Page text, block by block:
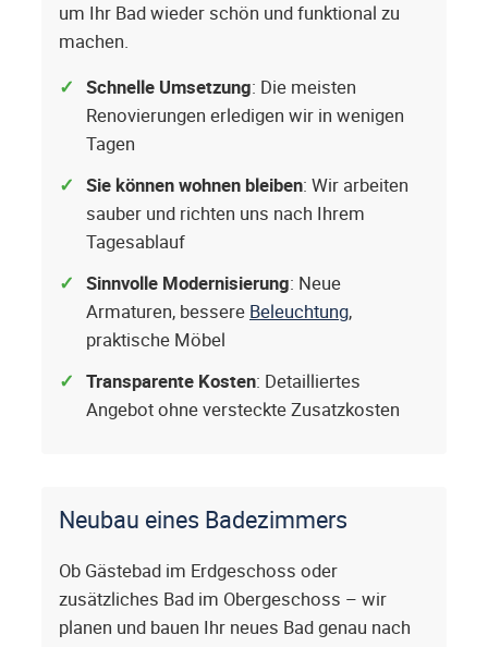
um Ihr Bad wieder schön und funktional zu
machen.
Schnelle Umsetzung: Die meisten
Renovierungen erledigen wir in wenigen
Tagen
Sie können wohnen bleiben: Wir arbeiten
sauber und richten uns nach Ihrem
Tagesablauf
Sinnvolle Modernisierung: Neue
Armaturen, bessere Beleuchtung,
praktische Möbel
Transparente Kosten: Detailliertes
Angebot ohne versteckte Zusatzkosten
Neubau eines Badezimmers
Ob Gästebad im Erdgeschoss oder
zusätzliches Bad im Obergeschoss – wir
planen und bauen Ihr neues Bad genau nach